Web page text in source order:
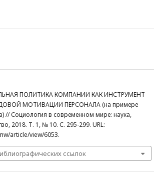
ПОЛИТИКА КОМПАНИИ КАК ИНСТРУМЕНТ
МОТИВАЦИИ ПЕРСОНАЛА (на примере
// Социология в современном мире: наука,
2018. Т. 1, № 10. С. 295-299. URL:
article/view/6053.
ссылок